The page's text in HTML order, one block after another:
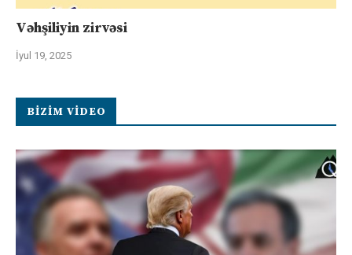
Vəhşiliyin zirvəsi
İyul 19, 2025
BIZIM VIDEO